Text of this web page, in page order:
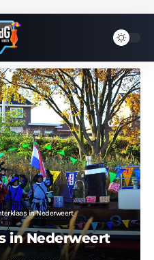
in Nederweert
in Nederweert